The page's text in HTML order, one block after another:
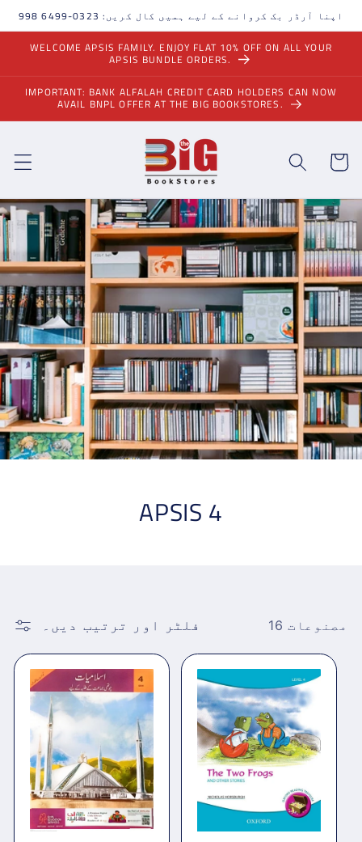
پر
جائیں۔
اپنا آرڈر بک کروانے کے لیے ہمیں کال کریں: 0323-6499 998
WELCOME APSIS FAMILY. ENJOY FLAT 10% OFF ON ALL YOUR
APSIS BUNDLE ORDERS.
IMPORTANT: BANK ALFALAH CREDIT CARD HOLDERS CAN NOW
AVAIL BNPL OFFER AT THE BIG BOOKSTORES.
ٹوکری
APSIS 4
فلٹر اور ترتیب دیں۔ 16 مصنوعات